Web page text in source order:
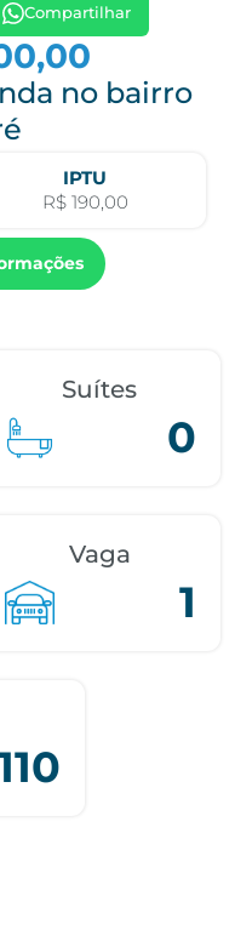
Compartilhar
no bairro
IPTU
R$ 190,00
Suítes
0
Vaga
1